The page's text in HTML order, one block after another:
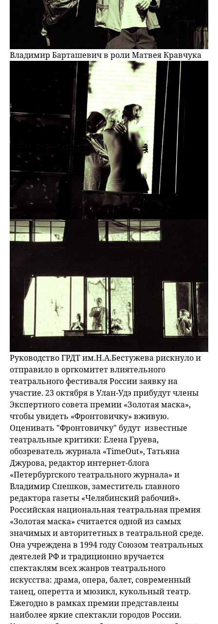
Владимир Барташевич в роли Матвея Кравчука
Руководство ГРДТ им.Н.А.Бестужева рискнуло и
отправило в оргкомитет влиятельного
театрального фестиваля России заявку на
участие. 23 октября в Улан-Удэ прибудут члены
Экспертного совета премии «Золотая маска»,
чтобы увидеть «Фронтовичку» вживую.
Оценивать "Фронтовичку" будут известные
театральные критики: Елена Груева,
обозреватель журнала «TimeOut», Татьяна
Джурова, редактор интернет-блога
«Петербургского театрального журнала» и
Владимир Спешков, заместитель главного
редактора газеты «Челябинский рабочий».
Российская национальная театральная премия
«Золотая маска» считается одной из самых
значимых и авторитетных в театральной среде.
Она учреждена в 1994 году Союзом театральных
деятелей РФ и традиционно вручается
спектаклям всех жанров театрального
искусства: драма, опера, балет, современный
танец, оперетта и мюзикл, кукольный театр.
Ежегодно в рамках премии представлены
наиболее яркие спектакли городов России.